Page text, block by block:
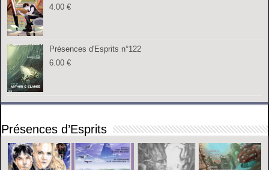
4.00€
Présences d'Esprits n°122
6.00€
Présences d’Esprits